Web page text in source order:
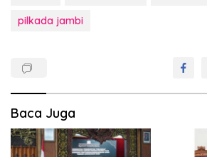
pilkada jambi
Baca Juga